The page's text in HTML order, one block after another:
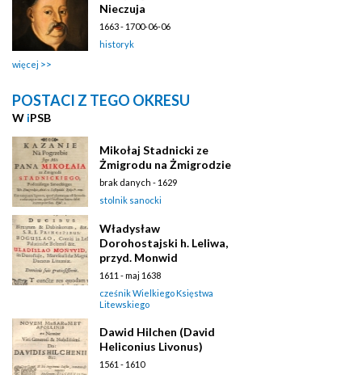
Nieczuja
1663 - 1700-06-06
historyk
więcej
POSTACI Z TEGO OKRESU
W iPSB
Mikołaj Stadnicki ze
Żmigrodu na Żmigrodzie
brak danych - 1629
stolnik sanocki
Władysław
Dorohostajski h. Leliwa,
przyd. Monwid
1611 - maj 1638
cześnik Wielkiego Księstwa
Litewskiego
Dawid Hilchen (David
Heliconius Livonus)
1561 - 1610